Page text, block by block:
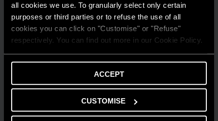
all cookies we use. To granularly select only certain
purposes or third parties or to refuse the use of all
cookies you can click on "Customise" or "Refuse"
respectively. You can find out more in our Cookie Policy.
ACCEPT
CUSTOMISE
GUIDA AL RISPARMIO
Quanto consuma un condizionatore?
LEGGI DI PIÙ